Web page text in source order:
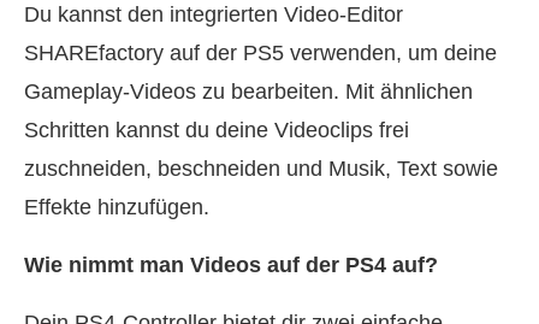
Du kannst den integrierten Video-Editor
SHAREfactory auf der PS5 verwenden, um deine
Gameplay-Videos zu bearbeiten. Mit ähnlichen
Schritten kannst du deine Videoclips frei
zuschneiden, beschneiden und Musik, Text sowie
Effekte hinzufügen.
Wie nimmt man Videos auf der PS4 auf?